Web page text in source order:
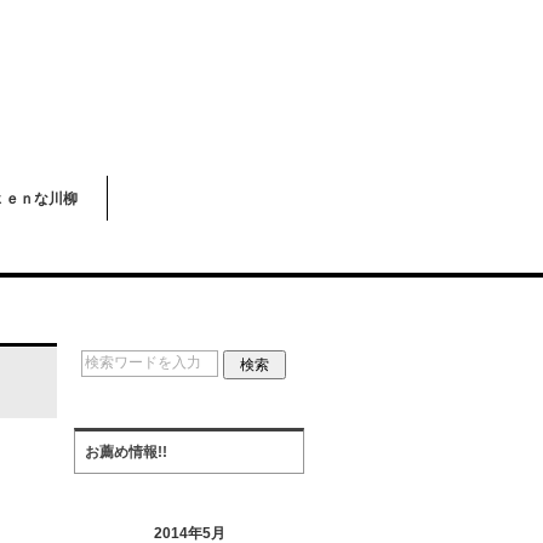
ｅｎな川柳
お薦め情報!!
2014年5月